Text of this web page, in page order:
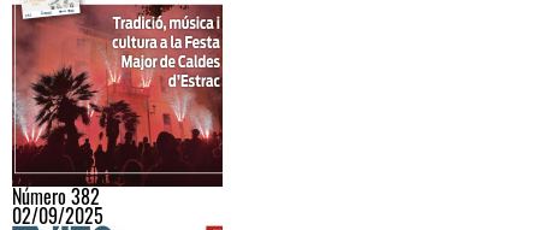
Número 382
02/09/2025